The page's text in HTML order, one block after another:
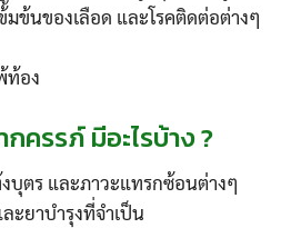
มข้นของเลือด และโรคติดต่อต่างๆ
ท้อง
ครรภ์ มีอะไรบ้าง ?
บุตร และภาวะแทรกซ้อนต่างๆ
ะยาบำรุงที่จำเป็น